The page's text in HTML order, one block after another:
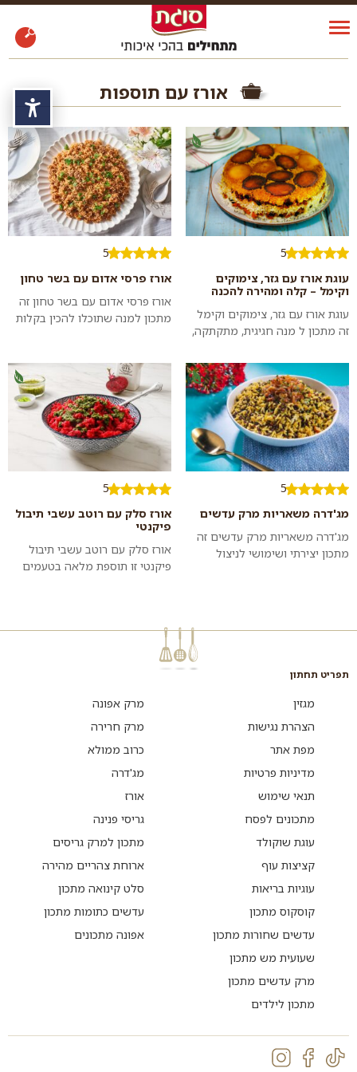
אורז עם תוספות
5
עוגת אורז עם גזר, צימוקים
וקימל – קלה ומהירה להכנה
עוגת אורז עם גזר, צימוקים וקימל
זה מתכון ל מנה חגיגית, מתקתקה,
מופלאים שיכולה להתאים לקינוח
לראש...
5
אורז פרסי אדום עם בשר טחון
אורז פרסי אדום עם בשר טחון זה
מתכון למנה שתוכלו להכין בקלות
להגיש...
5
מג'דרה משאריות מרק עדשים
מג'דרה משאריות מרק עדשים זה
מתכון יצירתי ושימושי לניצול
5
אורז סלק עם רוטב עשבי תיבול
פיקנטי
אורז סלק עם רוטב עשבי תיבול
פיקנטי זו תוספת מלאה בטעמים
תפריט תחתון
מגזין
הצהרת נגישות
מפת אתר
מדיניות פרטיות
תנאי שימוש
מתכונים לפסח
עוגת שוקולד
קציצות עוף
עוגיות בריאות
קוסקוס מתכון
עדשים שחורות מתכון
שעועית מש מתכון
מרק עדשים מתכון
מתכון לילדים
מרק אפונה
מרק חרירה
כרוב ממולא
מג'דרה
אורז
גריסי פנינה
מתכון למרק גריסים
ארוחת צהריים מהירה
סלט קינואה מתכון
עדשים כתומות מתכון
אפונה מתכונים